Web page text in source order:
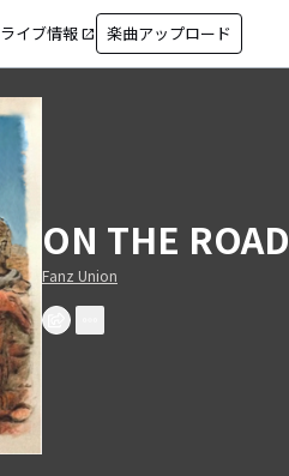
ライブ情報 open_in_new 楽曲アップロード
ON THE ROAD
Fanz Union